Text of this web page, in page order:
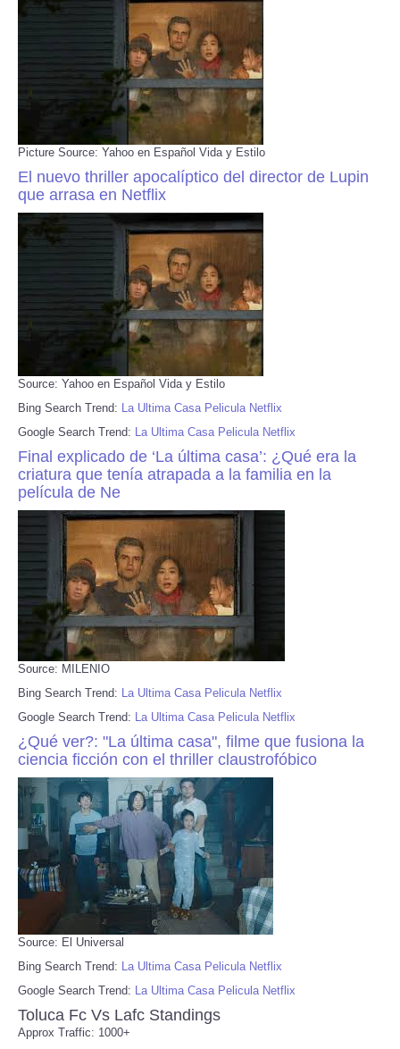
Picture Source: Yahoo en Español Vida y Estilo
El nuevo thriller apocalíptico del director de Lupin
que arrasa en Netflix
Source: Yahoo en Español Vida y Estilo
Bing Search Trend: La Ultima Casa Pelicula Netflix
Google Search Trend: La Ultima Casa Pelicula Netflix
Final explicado de ‘La última casa’: ¿Qué era la
criatura que tenía atrapada a la familia en la
película de Ne
Source: MILENIO
Bing Search Trend: La Ultima Casa Pelicula Netflix
Google Search Trend: La Ultima Casa Pelicula Netflix
¿Qué ver?: "La última casa", filme que fusiona la
ciencia ficción con el thriller claustrofóbico
Source: El Universal
Bing Search Trend: La Ultima Casa Pelicula Netflix
Google Search Trend: La Ultima Casa Pelicula Netflix
Toluca Fc Vs Lafc Standings
Approx Traffic: 1000+